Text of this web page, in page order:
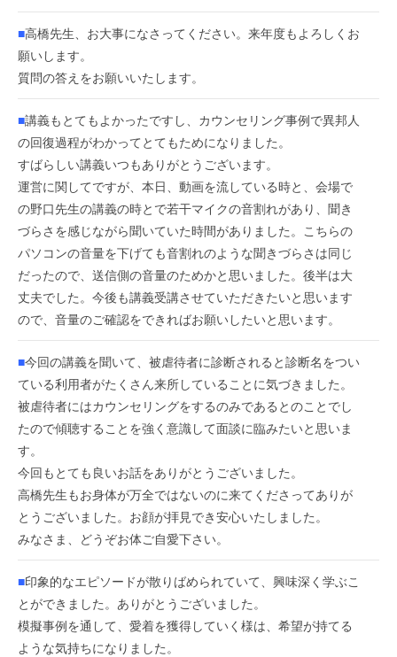
■高橋先生、お大事になさってください。来年度もよろしくお
願いします。
質問の答えをお願いいたします。
■講義もとてもよかったですし、カウンセリング事例で異邦人
の回復過程がわかってとてもためになりました。
すばらしい講義いつもありがとうございます。
運営に関してですが、本日、動画を流している時と、会場で
の野口先生の講義の時とで若干マイクの音割れがあり、聞き
づらさを感じながら聞いていた時間がありました。こちらの
パソコンの音量を下げても音割れのような聞きづらさは同じ
だったので、送信側の音量のためかと思いました。後半は大
丈夫でした。今後も講義受講させていただきたいと思います
ので、音量のご確認をできればお願いしたいと思います。
■今回の講義を聞いて、被虐待者に診断されると診断名をつい
ている利用者がたくさん来所していることに気づきました。
被虐待者にはカウンセリングをするのみであるとのことでし
たので傾聴することを強く意識して面談に臨みたいと思いま
す。
今回もとても良いお話をありがとうございました。
高橋先生もお身体が万全ではないのに来てくださってありが
とうございました。お顔が拝見でき安心いたしました。
みなさま、どうぞお体ご自愛下さい。
■印象的なエピソードが散りばめられていて、興味深く学ぶこ
とができました。ありがとうございました。
模擬事例を通して、愛着を獲得していく様は、希望が持てる
ような気持ちになりました。